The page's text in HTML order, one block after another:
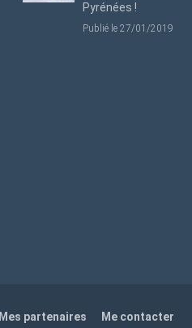
Pyrénées !
Publié le 27/01/2019
Mes partenaires
Me contacter